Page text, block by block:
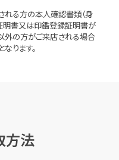
れる方の本人確認書類（身
明書又は印鑑登録証明書が
外の方がご来店される場合
ります。
方法